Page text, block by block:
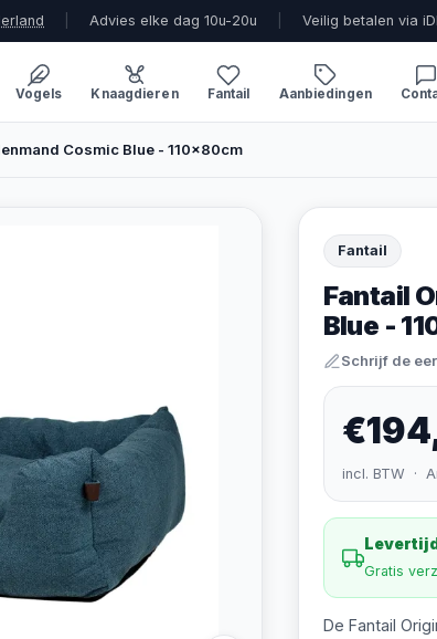
Advies elke dag 10u-20u Veilig betalen via
Vogels Knaagdieren Fantail Aanbiedingen
Cosmic Blue - 110x80cm
Fantail
Fantail
Blue -
Schrijf de
incl. BTW ·
Gratis
De Fantail